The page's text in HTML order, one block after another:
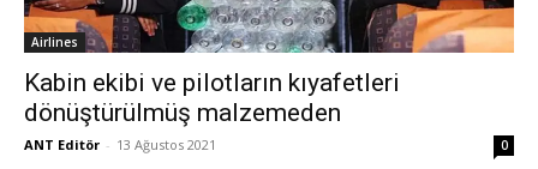
Airlines
Kabin ekibi ve pilotların kıyafetleri
dönüştürülmüş malzemeden
ANT Editör - 13 Ağustos 2021 0